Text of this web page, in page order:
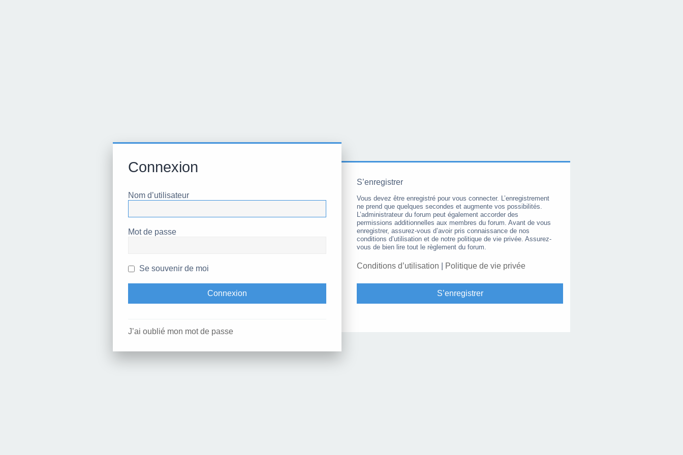
Connexion
Nom d’utilisateur
Mot de passe
Se souvenir de moi
J’ai oublié mon mot de passe
S’enregistrer
Vous devez être enregistré pour vous connecter. L’enregistrement
ne prend que quelques secondes et augmente vos possibilités.
L’administrateur du forum peut également accorder des
permissions additionnelles aux membres du forum. Avant de vous
enregistrer, assurez-vous d’avoir pris connaissance de nos
conditions d’utilisation et de notre politique de vie privée. Assurez-
vous de bien lire tout le règlement du forum.
Conditions d’utilisation Politique de vie privée
S’enregistrer